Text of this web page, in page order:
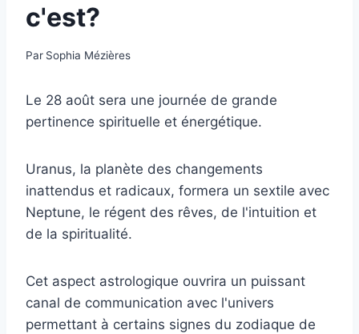
c'est?
Par Sophia Mézières
Le 28 août sera une journée de grande
pertinence spirituelle et énergétique.
Uranus, la planète des changements
inattendus et radicaux, formera un sextile avec
Neptune, le régent des rêves, de l'intuition et
de la spiritualité.
Cet aspect astrologique ouvrira un puissant
canal de communication avec l'univers
permettant à certains signes du zodiaque de